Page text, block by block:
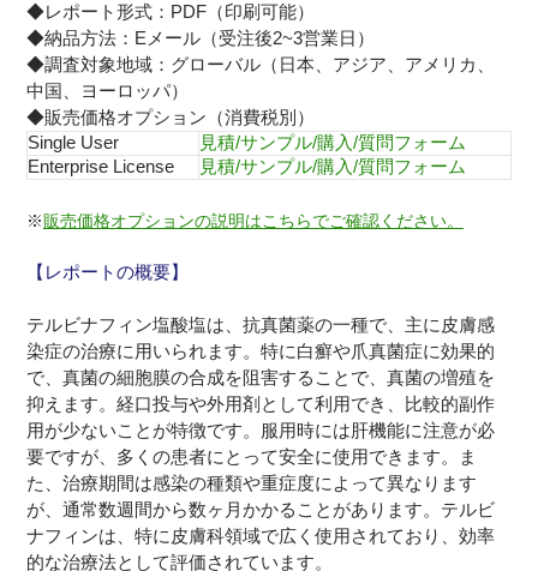
◆レポート形式：PDF（印刷可能）
◆納品方法：Eメール（受注後2~3営業日）
◆調査対象地域：グローバル（日本、アジア、アメリカ、
中国、ヨーロッパ）
◆販売価格オプション（消費税別）
Single User
見積/サンプル/購入/質問フォーム
Enterprise License
見積/サンプル/購入/質問フォーム
※販売価格オプションの説明はこちらでご確認ください。
【レポートの概要】
テルビナフィン塩酸塩は、抗真菌薬の一種で、主に皮膚感
染症の治療に用いられます。特に白癬や爪真菌症に効果的
で、真菌の細胞膜の合成を阻害することで、真菌の増殖を
抑えます。経口投与や外用剤として利用でき、比較的副作
用が少ないことが特徴です。服用時には肝機能に注意が必
要ですが、多くの患者にとって安全に使用できます。ま
た、治療期間は感染の種類や重症度によって異なります
が、通常数週間から数ヶ月かかることがあります。テルビ
ナフィンは、特に皮膚科領域で広く使用されており、効率
的な治療法として評価されています。